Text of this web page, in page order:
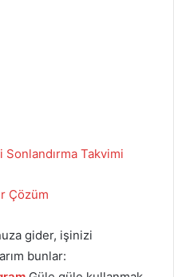
Takvimi
Çözüm
gider, işinizi
bunlar: